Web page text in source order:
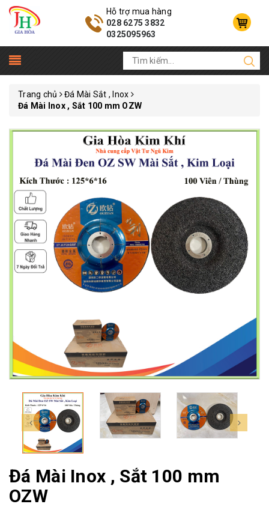
Hỗ trợ mua hàng
028 6275 3832
0325095963
Trang chủ
Đá Mài Sắt , Inox
Đá Mài Inox , Sắt 100 mm OZW
Đá Mài Inox , Sắt 100 mm
OZW